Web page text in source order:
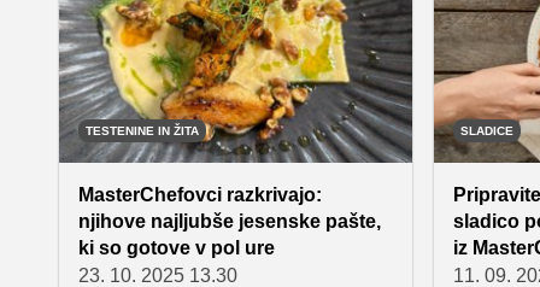
ljubitelji
TESTENINE IN ŽITA
MasterChefovci razkrivajo:
njihove najljubše jesenske pašte,
ki so gotove v pol ure
23. 10. 2025 13.30
SLADICE
sladico
iz
11. 09.